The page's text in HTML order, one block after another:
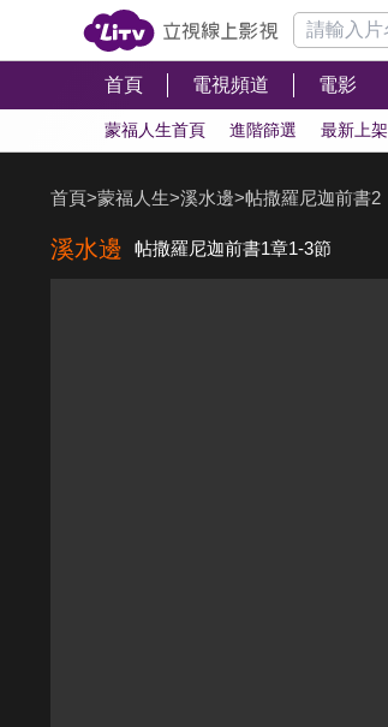
首頁 電視頻道 電影
蒙福人生首頁 進階篩選 最新上架
首頁>蒙福人生>溪水邊>帖撒羅尼迦前書2
溪水邊 帖撒羅尼迦前書1章1-3節